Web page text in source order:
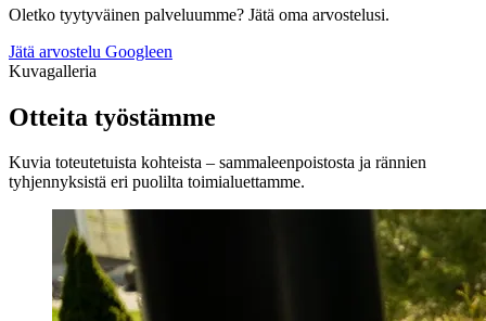
Oletko tyytyväinen palveluumme? Jätä oma arvostelusi.
Jätä arvostelu Googleen
Kuvagalleria
Otteita työstämme
Kuvia toteutetuista kohteista – sammaleenpoistosta ja rännien
tyhjennyksistä eri puolilta toimialuettamme.